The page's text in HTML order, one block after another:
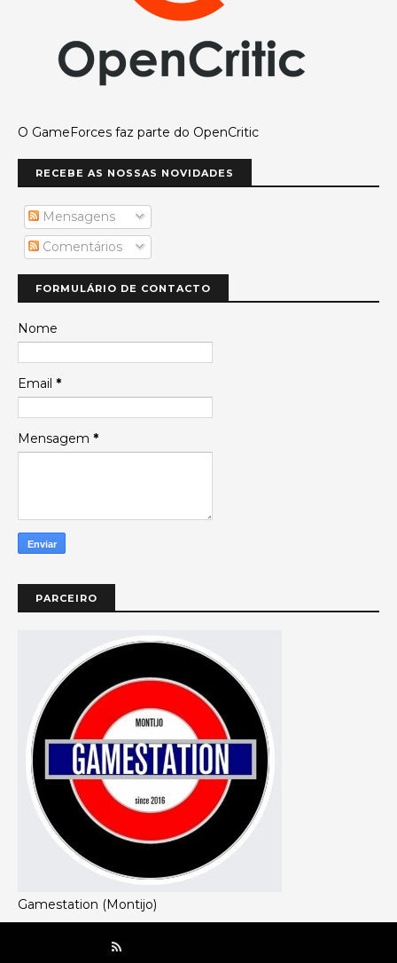
O GameForces faz parte do OpenCritic
RECEBE AS NOSSAS NOVIDADES
Mensagens
Comentários
FORMULÁRIO DE CONTACTO
Nome
Email *
Mensagem *
PARCEIRO
Gamestation (Montijo)